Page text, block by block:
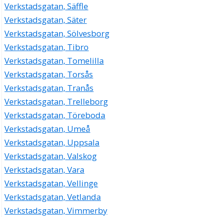
Verkstadsgatan, Säffle
Verkstadsgatan, Säter
Verkstadsgatan, Sölvesborg
Verkstadsgatan, Tibro
Verkstadsgatan, Tomelilla
Verkstadsgatan, Torsås
Verkstadsgatan, Tranås
Verkstadsgatan, Trelleborg
Verkstadsgatan, Töreboda
Verkstadsgatan, Umeå
Verkstadsgatan, Uppsala
Verkstadsgatan, Valskog
Verkstadsgatan, Vara
Verkstadsgatan, Vellinge
Verkstadsgatan, Vetlanda
Verkstadsgatan, Vimmerby